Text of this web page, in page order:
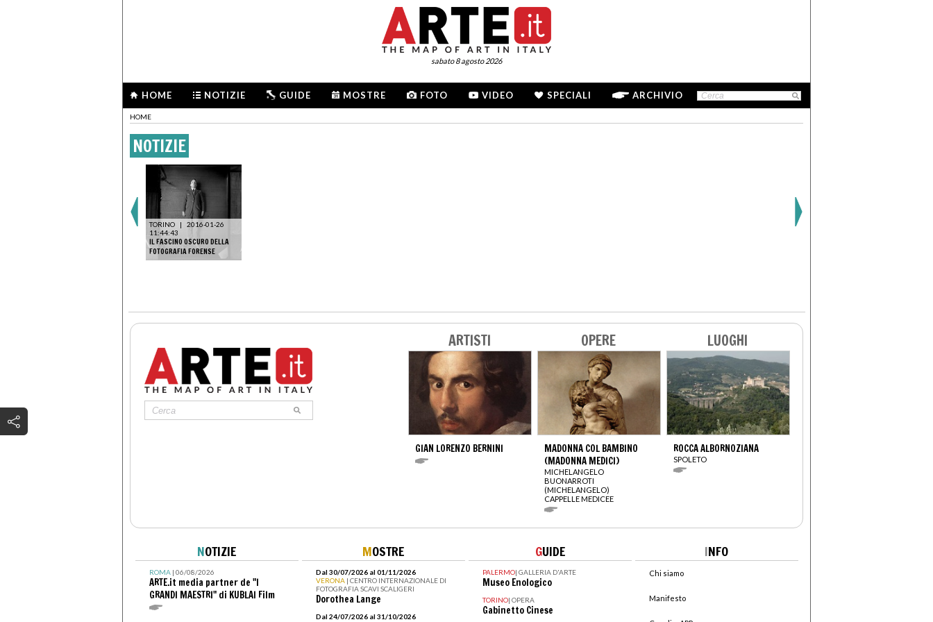
sabato 8 agosto 2026
HOME NOTIZIE GUIDE MOSTRE FOTO VIDEO SPECIALI ARCHIVIO
HOME
NOTIZIE
TORINO |
2016-01-26
11:44:43
IL FASCINO OSCURO DELLA
FOTOGRAFIA FORENSE
ARTISTI
GIAN LORENZO BERNINI
OPERE
MADONNA COL BAMBINO
(MADONNA MEDICI)
MICHELANGELO
BUONARROTI
(MICHELANGELO)
CAPPELLE MEDICEE
LUOGHI
ROCCA ALBORNOZIANA
SPOLETO
NOTIZIE
ROMA| 06/08/2026
ARTE.it media partner de "I
GRANDI MAESTRI" di KUBLAI Film
MOSTRE
Dal 30/07/2026 al 01/11/2026
VERONA | CENTRO INTERNAZIONALE DI
FOTOGRAFIA SCAVI SCALIGERI
Dorothea Lange
Dal 24/07/2026 al 31/10/2026
GUIDE
PALERMO| GALLERIA D'ARTE
Museo Enologico
TORINO| OPERA
Gabinetto Cinese
INFO
Chi siamo
Manifesto